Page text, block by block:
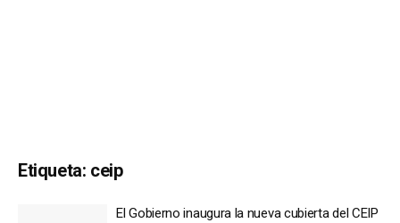
Etiqueta: ceip
El Gobierno inaugura la nueva cubierta del CEIP